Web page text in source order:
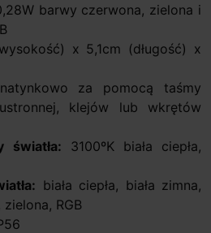
barwy czerwona, zielona i
x 5,1cm (długość) x
natynkowo za pomocą taśmy
klejów lub wkrętów
światła: 3100ºK biała ciepła,
biała ciepła, biała zimna,
RGB